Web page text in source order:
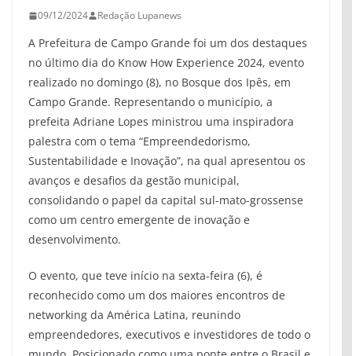
09/12/2024 Redação Lupanews
A Prefeitura de Campo Grande foi um dos destaques
no último dia do Know How Experience 2024, evento
realizado no domingo (8), no Bosque dos Ipês, em
Campo Grande. Representando o município, a
prefeita Adriane Lopes ministrou uma inspiradora
palestra com o tema “Empreendedorismo,
Sustentabilidade e Inovação”, na qual apresentou os
avanços e desafios da gestão municipal,
consolidando o papel da capital sul-mato-grossense
como um centro emergente de inovação e
desenvolvimento.
O evento, que teve início na sexta-feira (6), é
reconhecido como um dos maiores encontros de
networking da América Latina, reunindo
empreendedores, executivos e investidores de todo o